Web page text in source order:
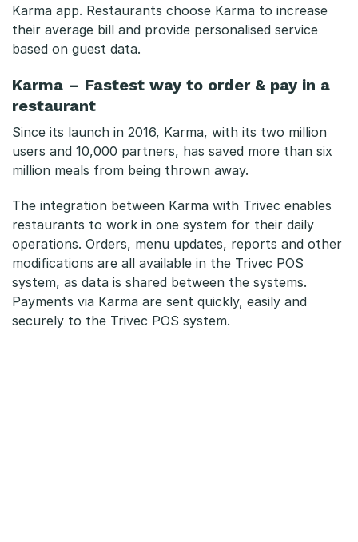
Karma app. Restaurants choose Karma to increase
their average bill and provide personalised service
based on guest data.
Karma – Fastest way to order & pay in a
restaurant
Since its launch in 2016, Karma, with its two million
users and 10,000 partners, has saved more than six
million meals from being thrown away.
The integration between Karma with Trivec enables
restaurants to work in one system for their daily
operations. Orders, menu updates, reports and other
modifications are all available in the Trivec POS
system, as data is shared between the systems.
Payments via Karma are sent quickly, easily and
securely to the Trivec POS system.